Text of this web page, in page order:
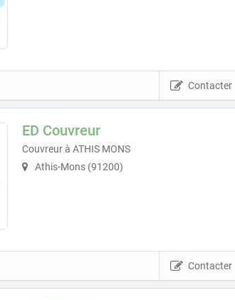
Contacter
ED Couvreur
Couvreur à ATHIS MONS
Athis-Mons (91200)
Contacter